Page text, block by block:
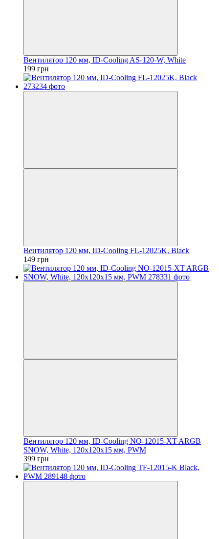
Вентилятор 120 мм, ID-Cooling AS-120-W, White
199 грн
Вентилятор 120 мм, ID-Cooling FL-12025K, Black
149 грн
Вентилятор 120 мм, ID-Cooling NO-12015-XT ARGB
SNOW, White, 120x120x15 мм, PWM
399 грн